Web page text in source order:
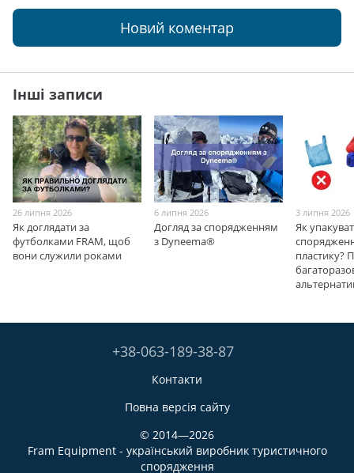
Новий коментар
Інші записи
26 липня 2026
Як доглядати за
футболками FRAM, щоб
вони служили роками
6 липня 2026
Догляд за спорядженням
з Dyneema®
3 липня 2026
Як
пластику?
+38-063-189-38-87
Контакти
Повна версія сайту
© 2014—2026
Fram Equipment - український виробник туристичного
спорядження